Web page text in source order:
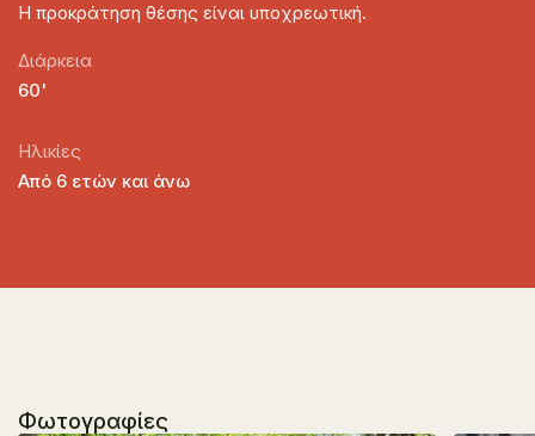
Η προκράτηση θέσης είναι υποχρεωτική.
Διάρκεια
60'
Ηλικίες
Από 6 ετών και άνω
Φωτογραφίες